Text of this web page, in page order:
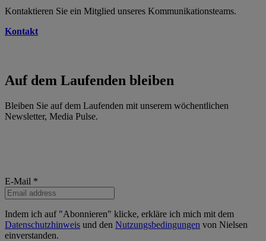
Kontaktieren Sie ein Mitglied unseres Kommunikationsteams.
Kontakt
Auf dem Laufenden bleiben
Bleiben Sie auf dem Laufenden mit unserem wöchentlichen
Newsletter, Media Pulse.
E-Mail *
Indem ich auf "Abonnieren" klicke, erkläre ich mich mit dem
Datenschutzhinweis und den Nutzungsbedingungen von Nielsen
einverstanden.